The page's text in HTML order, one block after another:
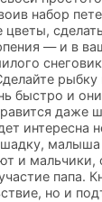
набор
цветы,
— и в
быстро и
даже
интересна
и мальчики,
папа.
но и